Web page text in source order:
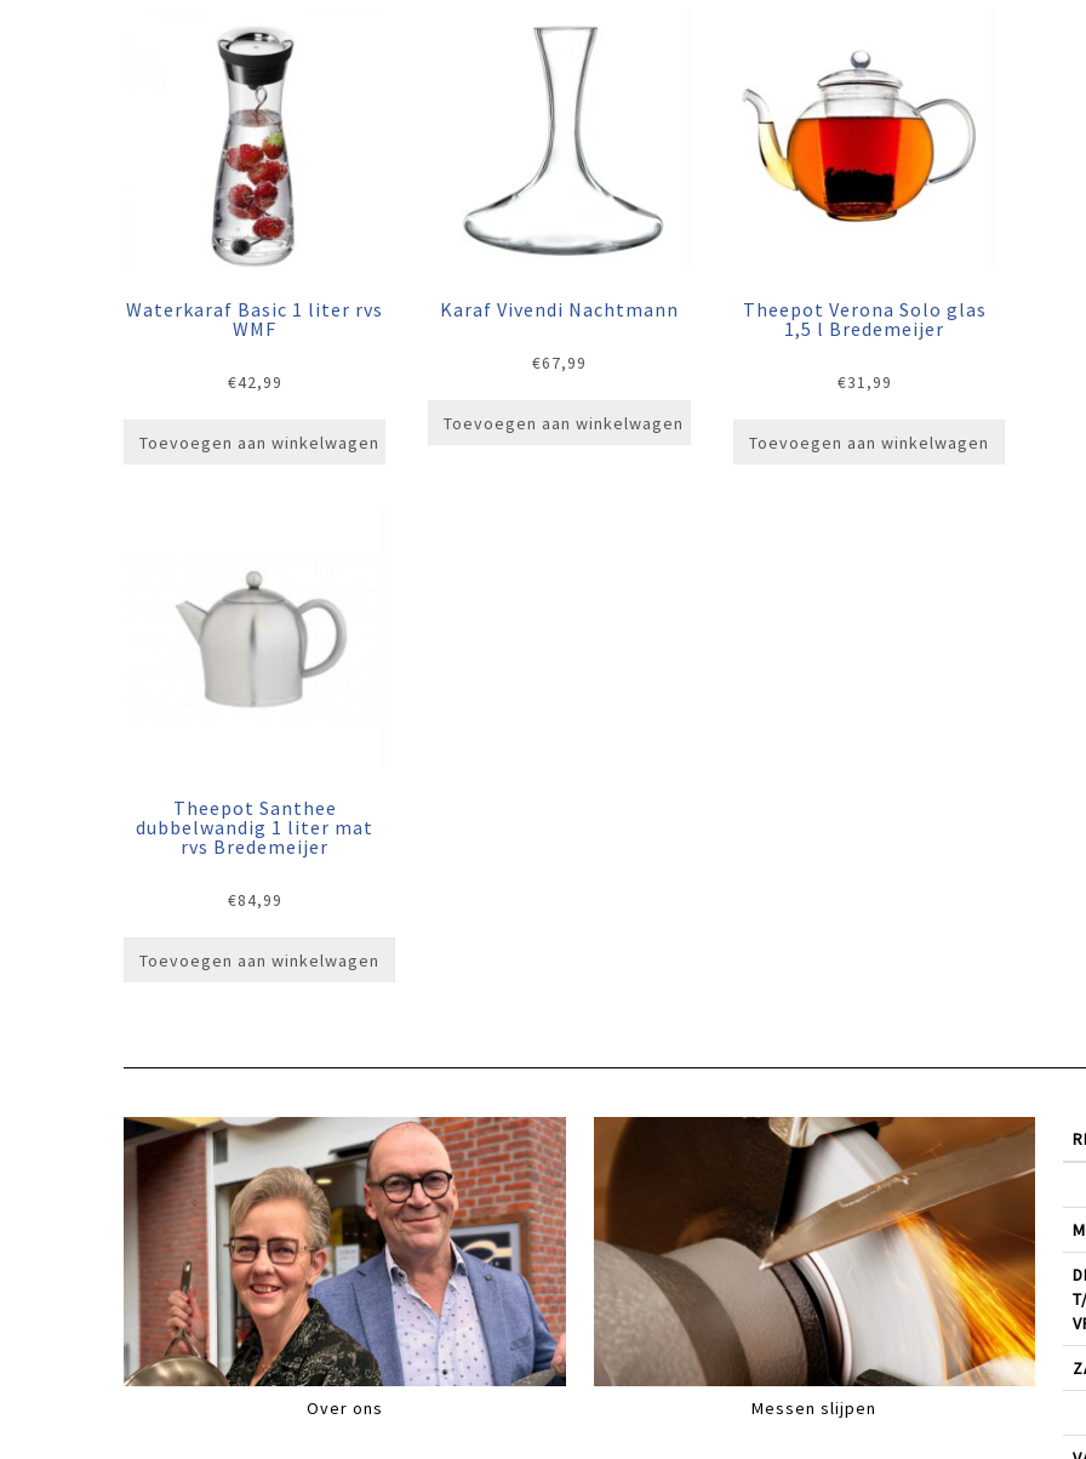
Waterkaraf Basic 1 liter rvs
WMF
€42,99
Toevoegen aan winkelwagen
Karaf Vivendi Nachtmann
€67,99
Toevoegen aan winkelwagen
Theepot Verona Solo glas
1,5 l Bredemeijer
€31,99
Toevoegen aan winkelwagen
Theepot Santhee
dubbelwandig 1 liter mat
rvs Bredemeijer
€84,99
Toevoegen aan winkelwagen
Over ons Messen slijpen